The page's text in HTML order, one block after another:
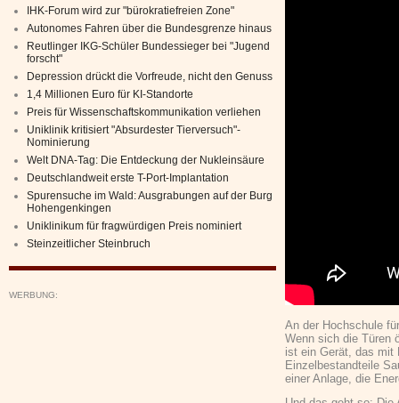
IHK-Forum wird zur "bürokratiefreien Zone"
Autonomes Fahren über die Bundesgrenze hinaus
Reutlinger IKG-Schüler Bundessieger bei "Jugend
forscht"
Depression drückt die Vorfreude, nicht den Genuss
1,4 Millionen Euro für KI-Standorte
Preis für Wissenschaftskommunikation verliehen
Uniklinik kritisiert "Absurdester Tierversuch"-
Nominierung
Welt DNA-Tag: Die Entdeckung der Nukleinsäure
Deutschlandweit erste T-Port-Implantation
Spurensuche im Wald: Ausgrabungen auf der Burg
Hohengenkingen
Uniklinikum für fragwürdigen Preis nominiert
Steinzeitlicher Steinbruch
WERBUNG:
An der Hochschule
Wenn sich die Türen
ist ein Gerät, das mit
Einzelbestandteile
einer Anlage, die